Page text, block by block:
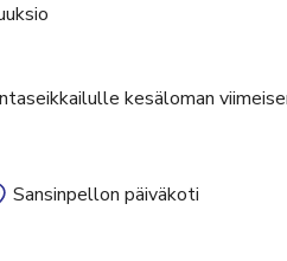
kesäloman
Sansinpellon päiväkoti